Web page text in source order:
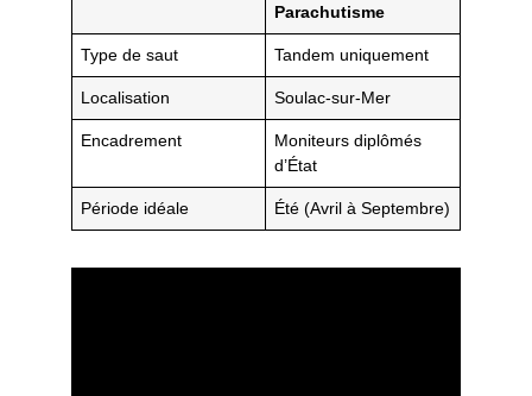
Parachutisme
Type de saut Tandem uniquement
Localisation Soulac-sur-Mer
Encadrement
Moniteurs diplômés
d’État
Période idéale Été (Avril à Septembre)